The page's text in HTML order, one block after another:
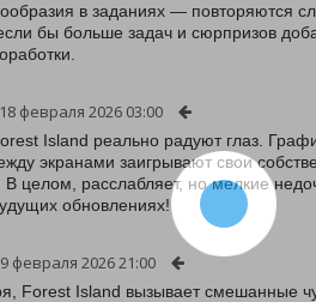
в заданиях — повторяются
бы больше задач и сюрпризов
18 февраля 2026 03:00
Island реально радуют глаз.
экранами заигрывают свои
В целом, расслабляет, но мелкие
обновлениях!
9 февраля 2026 21:00
Forest Island вызывает смешанные